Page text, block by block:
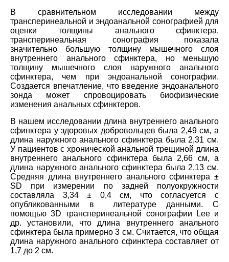
В сравнительном исследовании между
трансперинеальной и эндоанальной сонографией для
оценки толщины анального сфинктера,
трансперинеальная сонография показала
значительно большую толщину мышечного слоя
внутреннего анального сфинктера, но меньшую
толщину мышечного слоя наружного анального
сфинктера, чем при эндоанальной сонографии.
Создается впечатление, что введение эндоанального
зонда может спровоцировать биофизические
изменения анальных сфинктеров.
В нашем исследовании длина внутреннего анального
сфинктера у здоровых добровольцев была 2,49 см, а
длина наружного анального сфинктера была 2,31 см.
У пациентов с хронической анальной трещиной длина
внутреннего анального сфинктера была 2,66 см, а
длина наружного анального сфинктера была 2,13 см.
Средняя длина внутреннего анального сфинктера ±
SD при измерении по задней полуокружности
составляла 3,34 ± 0,4 см, что согласуется с
опубликованными в литературе данными. С
помощью 3D трансперинеальной сонографии Lee и
др. установили, что длина внутреннего анального
сфинктера была примерно 3 см. Считается, что общая
длина наружного анального сфинктера составляет от
1,7 до 2 см.